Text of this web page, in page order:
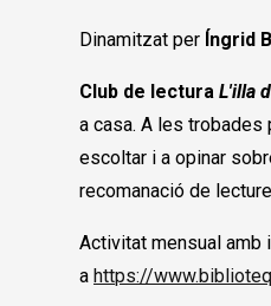
Dinamitzat per Íngrid
Club de lecturaL'illa
a casa. A les
escoltar i a opinar
recomanació de
Activitat mensual amb
ahttps://